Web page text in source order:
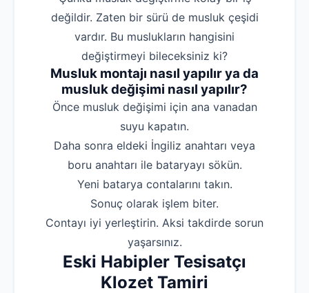
değildir. Zaten bir sürü de musluk çeşidi
vardır. Bu muslukların hangisini
değiştirmeyi bileceksiniz ki?
Musluk montajı nasıl yapılır ya da
musluk değişimi nasıl yapılır?
‌Önce musluk değişimi için ana vanadan
suyu kapatın.
‌Daha sonra eldeki İngiliz anahtarı veya
boru anahtarı ile bataryayı sökün.
‌Yeni batarya contalarını takın.
‌Sonuç olarak işlem biter.
‌Contayı iyi yerleştirin. Aksi takdirde sorun
yaşarsınız.
Eski Habipler Tesisatçı
Klozet Tamiri